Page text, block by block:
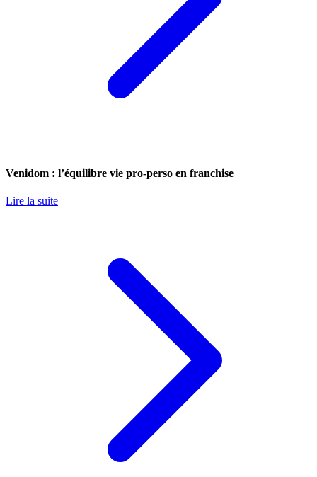
Venidom : l’équilibre vie pro-perso en franchise
Lire la suite